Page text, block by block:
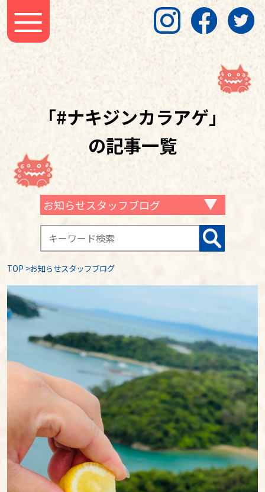
「#ナキジンカラアゲ」
の記事一覧
お知らせスタッフブログ
TOP >お知らせスタッフブログ